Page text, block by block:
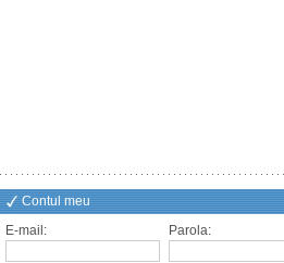
Contul meu
E-mail:
Parola: